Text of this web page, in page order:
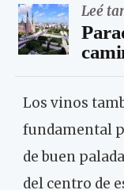
Leé
Los vinos
fundamental
de buen
del centro de